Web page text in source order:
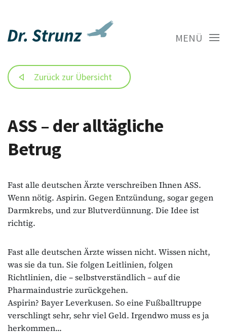
MENÜ
Zurück zur Übersicht
ASS – der alltägliche
Betrug
Fast alle deutschen Ärzte verschreiben Ihnen ASS.
Wenn nötig. Aspirin. Gegen Entzündung, sogar gegen
Darmkrebs, und zur Blutverdünnung. Die Idee ist
richtig.
Fast alle deutschen Ärzte wissen nicht. Wissen nicht,
was sie da tun. Sie folgen Leitlinien, folgen
Richtlinien, die – selbstverständlich – auf die
Pharmaindustrie zurückgehen.
Aspirin? Bayer Leverkusen. So eine Fußballtruppe
verschlingt sehr, sehr viel Geld. Irgendwo muss es ja
herkommen...